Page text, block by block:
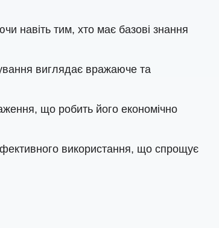
навіть тим, хто має базові знання
виглядає вражаюче та
що робить його економічно
використання, що спрощує